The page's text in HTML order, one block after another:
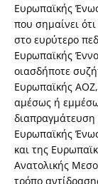
Ευρωπαϊκής
που σημαίνει
στο ευρύτερο
Ευρωπαϊκής
οιασδήποτε
Ευρωπαϊκής ΑΟΖ,
αμέσως ή
διαπραγμάτευση
Ευρωπαϊκής
και της
Ανατολικής
τρόπο